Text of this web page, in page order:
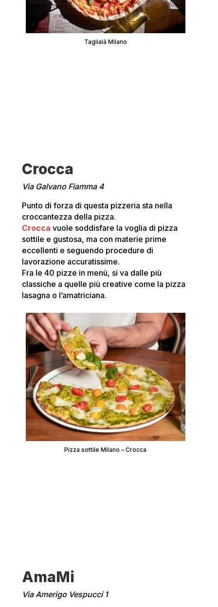
Taglialà Milano
Crocca
Via Galvano Fiamma 4
Punto di forza di questa pizzeria sta nella
croccantezza della pizza.
Crocca vuole soddisfare la voglia di pizza
sottile e gustosa, ma con materie prime
eccellenti e seguendo procedure di
lavorazione accuratissime.
Fra le 40 pizze in menù, si va dalle più
classiche a quelle più creative come la pizza
lasagna o l’amatriciana.
Pizza sottile Milano – Crocca
AmaMi
Via Amerigo Vespucci 1